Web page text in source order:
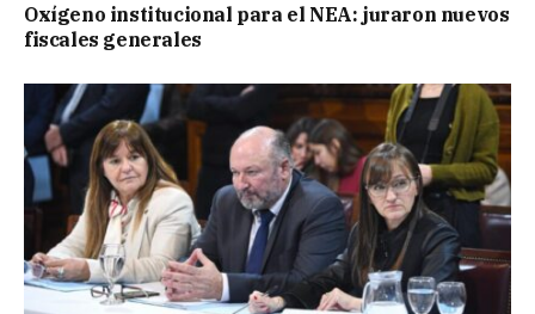
Oxígeno institucional para el NEA: juraron nuevos
fiscales generales